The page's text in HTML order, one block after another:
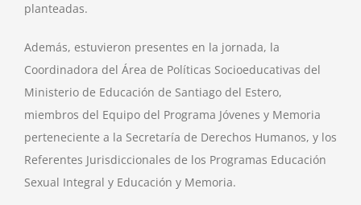
planteadas.
Además, estuvieron presentes en la jornada, la
Coordinadora del Área de Políticas Socioeducativas del
Ministerio de Educación de Santiago del Estero,
miembros del Equipo del Programa Jóvenes y Memoria
perteneciente a la Secretaría de Derechos Humanos, y los
Referentes Jurisdiccionales de los Programas Educación
Sexual Integral y Educación y Memoria.